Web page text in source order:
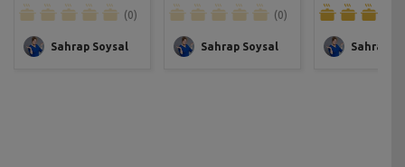
(0)
Sahrap Soysal
(0)
Sahrap Soysal Sahrap